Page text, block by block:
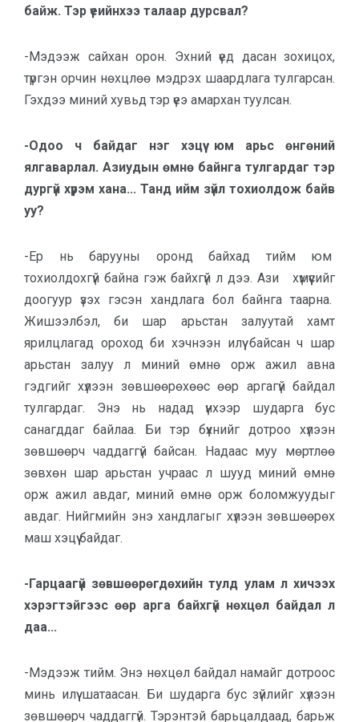
байж. Тэр үеийнхээ талаар дурсвал?
-Мэдээж сайхан орон. Эхний үед дасан зохицох,
түргэн орчин нөхцлөө мэдрэх шаардлага тулгарсан.
Гэхдээ миний хувьд тэр үеэ амархан туулсан.
-Одоо ч байдаг нэг хэцүү юм арьс өнгөний
ялгаварлал. Азиудын өмнө байнга тулгардаг тэр
дургүй хүрэм хана... Танд ийм зүйл тохиолдож байв
уу?
-Ер нь барууны оронд байхад тийм юм
тохиолдохгүй байна гэж байхгүй л дээ. Ази хүмүүсийг
доогуур үзэх гэсэн хандлага бол байнга таарна.
Жишээлбэл, би шар арьстан залуутай хамт
ярилцлагад ороход би хэчнээн илүү байсан ч шар
арьстан залуу л миний өмнө орж ажил авна
гэдгийг хүлээн зөвшөөрөхөөс өөр аргагүй байдал
тулгардаг. Энэ нь надад үнхээр шударга бус
санагддаг байлаа. Би тэр бүхнийг дотроо хүлээн
зөвшөөрч чаддаггүй байсан. Надаас муу мөртлөө
зөвхөн шар арьстан учраас л шууд миний өмнө
орж ажил авдаг, миний өмнө орж боломжуудыг
авдаг. Нийгмийн энэ хандлагыг хүлээн зөвшөөрөх
маш хэцүү байдаг.
-Гарцаагүй зөвшөөрөгдөхийн тулд улам л хичээх
хэрэгтэйгээс өөр арга байхгүй нөхцөл байдал л
даа...
-Мэдээж тийм. Энэ нөхцөл байдал намайг дотроос
минь илүү шатаасан. Би шударга бус зүйлийг хүлээн
зөвшөөрч чаддаггүй. Тэрэнтэй барьцалдаад, барьж